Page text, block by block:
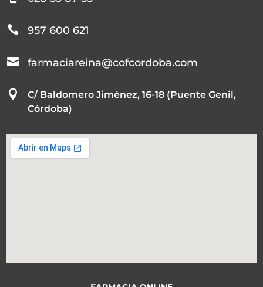
 957 600 621
 farmaciareina@cofcordoba.com

C/ Baldomero Jiménez, 16-18 (Puente Genil,
Córdoba)